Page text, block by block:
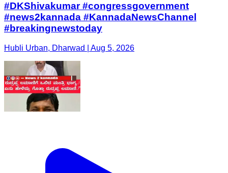
#DKShivakumar #congressgovernment
#news2kannada #KannadaNewsChannel
#breakingnewstoday
Hubli Urban, Dharwad | Aug 5, 2026